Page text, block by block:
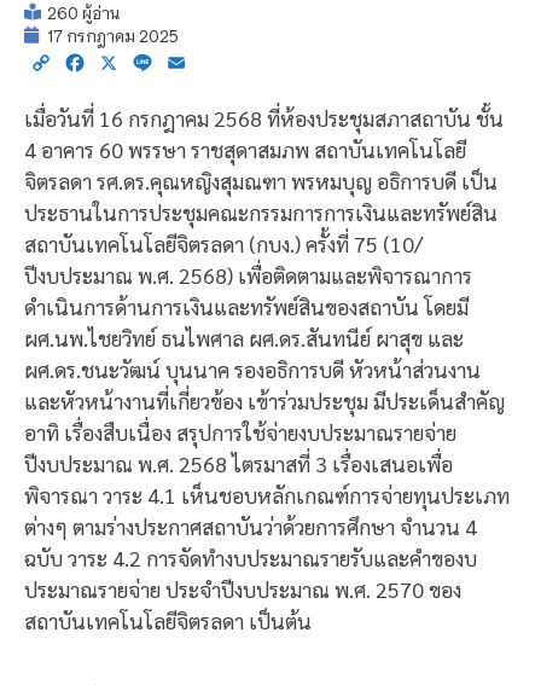
260 ผู้อ่าน
17 กรกฎาคม 2025
Copy Facebook
X Line
เมื่อวันที่ 16 กรกฎาคม 2568 ที่ห้องประชุมสภาสถาบัน ชั้น
4 อาคาร 60 พรรษา ราชสุดาสมภพ สถาบันเทคโนโลยี
จิตรลดา รศ.ดร.คุณหญิงสุมณฑา พรหมบุญ อธิการบดี เป็น
ประธานในการประชุมคณะกรรมการการเงินและทรัพย์สิน
สถาบันเทคโนโลยีจิตรลดา (กบง.) ครั้งที่ 75 (10/
ปีงบประมาณ พ.ศ. 2568) เพื่อติดตามและพิจารณาการ
ดำเนินการด้านการเงินและทรัพย์สินของสถาบัน โดยมี
ผศ.นพ.ไชยวิทย์ ธนไพศาล ผศ.ดร.สันทนีย์ ผาสุข และ
ผศ.ดร.ชนะวัฒน์ บุนนาค รองอธิการบดี หัวหน้าส่วนงาน
และหัวหน้างานที่เกี่ยวข้อง เข้าร่วมประชุม มีประเด็นสำคัญ
อาทิ เรื่องสืบเนื่อง สรุปการใช้จ่ายงบประมาณรายจ่าย
ปีงบประมาณ พ.ศ. 2568 ไตรมาสที่ 3 เรื่องเสนอเพื่อ
พิจารณา วาระ 4.1 เห็นชอบหลักเกณฑ์การจ่ายทุนประเภท
ต่างๆ ตามร่างประกาศสถาบันว่าด้วยการศึกษา จำนวน 4
ฉบับ วาระ 4.2 การจัดทำงบประมาณรายรับและคำของบ
ประมาณรายจ่าย ประจำปีงบประมาณ พ.ศ. 2570 ของ
สถาบันเทคโนโลยีจิตรลดา เป็นต้น